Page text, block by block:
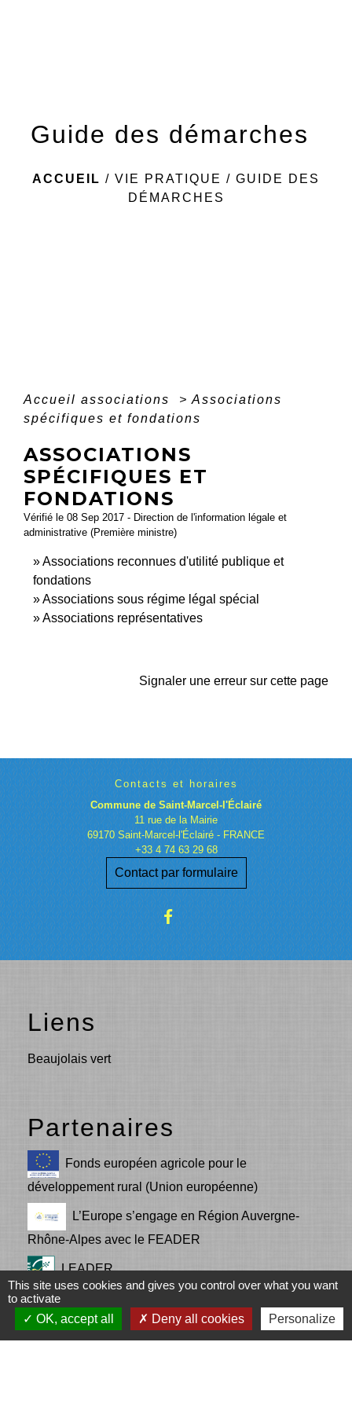
Guide des démarches
ACCUEIL / VIE PRATIQUE / GUIDE DES
DÉMARCHES
Accueil associations > Associations
spécifiques et fondations
ASSOCIATIONS
SPÉCIFIQUES ET
FONDATIONS
Vérifié le 08 Sep 2017 - Direction de l'information légale et
administrative (Première ministre)
Associations reconnues d'utilité publique et
fondations
Associations sous régime légal spécial
Associations représentatives
Signaler une erreur sur cette page
Contacts et horaires
Commune de Saint-Marcel-l'Éclairé
11 rue de la Mairie
69170 Saint-Marcel-l'Éclairé - FRANCE
+33 4 74 63 29 68
Contact par formulaire
Liens
Beaujolais vert
Partenaires
Fonds européen agricole pour le
développement rural (Union européenne)
L’Europe s’engage en Région Auvergne-
Rhône-Alpes avec le FEADER
LEADER
Rhodanien (COR)
This site uses cookies and gives you control over what you want
to activate
OK, accept all
Deny all cookies Personalize